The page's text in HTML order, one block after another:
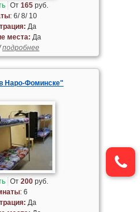
От165 руб.
: 6/ 8/ 10
Да
места: Да
подробнее
Наро-Фоминске"
От200 руб.
: 6
Да